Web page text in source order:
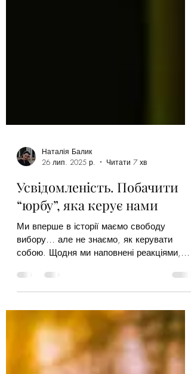
Наталія Балик
26 лип. 2025 р.
Читати 7 хв
Усвідомленість. Побачити
“юрбу”, яка керує нами
Ми вперше в історії маємо свободу
вибору… але не знаємо, як керувати
вимогами, сигналами, завданнями — і
поступово втрачаємо контакт із собою.
Усвідомленість — це не ідеальний стан,
не чергова практика. Це акт внутрішньої